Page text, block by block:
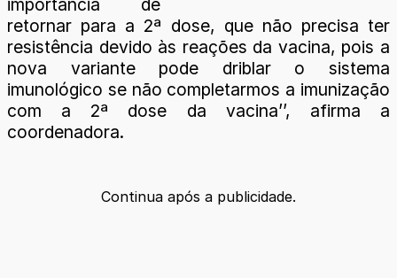
importância de
retornar para a 2ª dose, que não precisa ter
resistência devido às reações da vacina, pois a
nova variante pode driblar o sistema
imunológico se não completarmos a imunização
com a 2ª dose da vacina’’, afirma a
coordenadora.
Continua após a publicidade.